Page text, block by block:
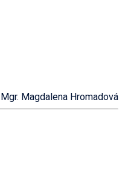
Mgr. Magdalena Hromadová